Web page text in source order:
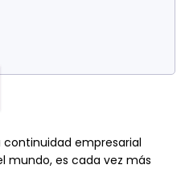
empresarial
mundo, es cada vez más